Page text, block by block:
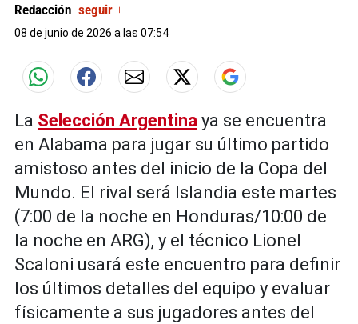
Redacción seguir +
08 de junio de 2026 a las 07:54
La Selección Argentina ya se encuentra
en Alabama para jugar su último partido
amistoso antes del inicio de la Copa del
Mundo. El rival será Islandia este martes
(7:00 de la noche en Honduras/10:00 de
la noche en ARG), y el técnico Lionel
Scaloni usará este encuentro para definir
los últimos detalles del equipo y evaluar
físicamente a sus jugadores antes del